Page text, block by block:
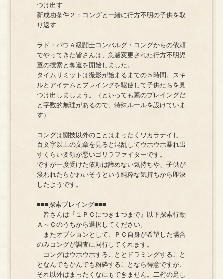
つけ出す
新成功条件２：コングと一緒に行方不明の子供を取
り返す
ラド・バウＡ級闘士コンバルグ・コングからの依頼
でやってきた皆さんは、急遽変更された行方不明児
童の捜索と奪還を開始しました。
タイムリミットは撮影が始まるまでの５時間。スキ
ルとアイテムとプレイングを駆使して子供たちを見
つけ出しましょう。（といっても素のプレイングだ
と字数的無理があるので、特殊ルールを設けていま
す）
コングは闘技以外のことはまったくワカラナイし二
百文字以上の文章を見ると混乱してウホウホ暴れ出
すくらい要領が悪いゴリラファイターです。
ですが一度受けた依頼は諦めない気持ちや、子供が
浚われたらかわいそうという純粋な気持ちから即決
したようです。
■■■探索プレイング■■■
皆さんは『１ＰＣにつき１つまで』以下探索行動
Ａ～Ｃのうちから選択してください。
またオプションとして、ＰＣ自身が希望した場合
のみコングが調査に同行してくれます。
コングはウホウホすることとドラミングすること
となんでもかんでも粉砕することなら得意ですが、
それ以外はまったくなにもできません。二桁の足し